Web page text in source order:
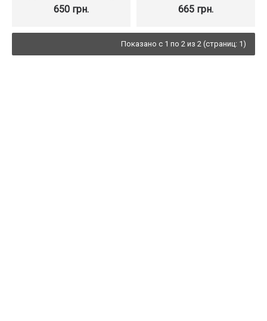
650 грн. 665 грн.
Показано с 1 по 2 из 2 (страниц: 1)